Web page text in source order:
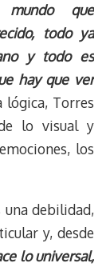
que
todo ya
y todo es
hay que ver
lógica, Torres
lo visual y
los
una debilidad,
y, desde
lo universal,